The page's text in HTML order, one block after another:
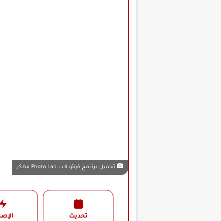
تحميل برنامج فوتو لاب Photo Lab مهكر
تحديث